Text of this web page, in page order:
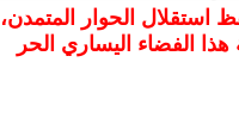
استقلال الحوار
هذا الفضاء اليساري الحر